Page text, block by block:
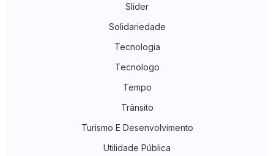
Slider
Solidariedade
Tecnologia
Tecnologo
Tempo
Trânsito
Turismo E Desenvolvimento
Utilidade Pública